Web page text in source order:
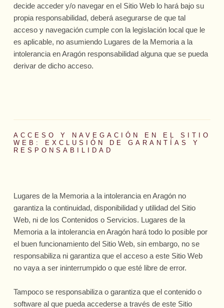
decide acceder y/o navegar en el Sitio Web lo hará bajo su
propia responsabilidad, deberá asegurarse de que tal
acceso y navegación cumple con la legislación local que le
es aplicable, no asumiendo Lugares de la Memoria a la
intolerancia en Aragón responsabilidad alguna que se pueda
derivar de dicho acceso.
ACCESO Y NAVEGACIÓN EN EL SITIO
WEB: EXCLUSIÓN DE GARANTÍAS Y
RESPONSABILIDAD
Lugares de la Memoria a la intolerancia en Aragón no
garantiza la continuidad, disponibilidad y utilidad del Sitio
Web, ni de los Contenidos o Servicios. Lugares de la
Memoria a la intolerancia en Aragón hará todo lo posible por
el buen funcionamiento del Sitio Web, sin embargo, no se
responsabiliza ni garantiza que el acceso a este Sitio Web
no vaya a ser ininterrumpido o que esté libre de error.
Tampoco se responsabiliza o garantiza que el contenido o
software al que pueda accederse a través de este Sitio